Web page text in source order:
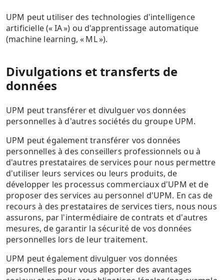
UPM peut utiliser des technologies d'intelligence
artificielle (« IA ») ou d'apprentissage automatique
(machine learning, « ML »).
Divulgations et transferts de
données
UPM peut transférer et divulguer vos données
personnelles à d'autres sociétés du groupe UPM.
UPM peut également transférer vos données
personnelles à des conseillers professionnels ou à
d'autres prestataires de services pour nous permettre
d'utiliser leurs services ou leurs produits, de
développer les processus commerciaux d'UPM et de
proposer des services au personnel d'UPM. En cas de
recours à des prestataires de services tiers, nous nous
assurons, par l'intermédiaire de contrats et d'autres
mesures, de garantir la sécurité de vos données
personnelles lors de leur traitement.
UPM peut également divulguer vos données
personnelles pour vous apporter des avantages